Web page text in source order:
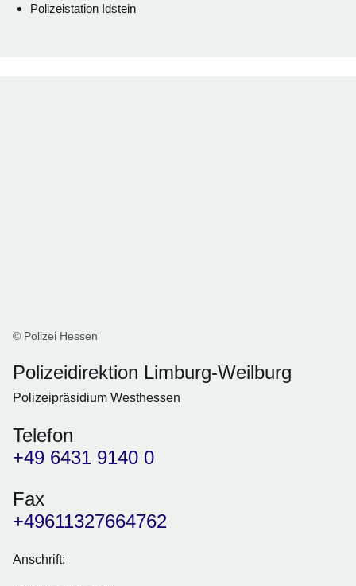
Polizeistation Idstein
© Polizei Hessen
Polizeidirektion Limburg-Weilburg
Polizeipräsidium Westhessen
Telefon
+49 6431 9140 0
Fax
+49611327664762
Anschrift: